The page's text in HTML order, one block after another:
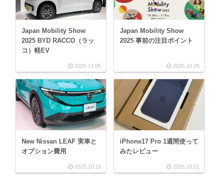
Japan Mobility Show
2025 BYD RACCO（ラッ
コ）軽EV
2025.11.06
Japan Mobility Show
2025 事前の注目ポイント
2025.10.28
New Nissan LEAF 実車と
オプション費用
2025.10.15
iPhone17 Pro 1週間使って
みたレビュー
2025.10.01